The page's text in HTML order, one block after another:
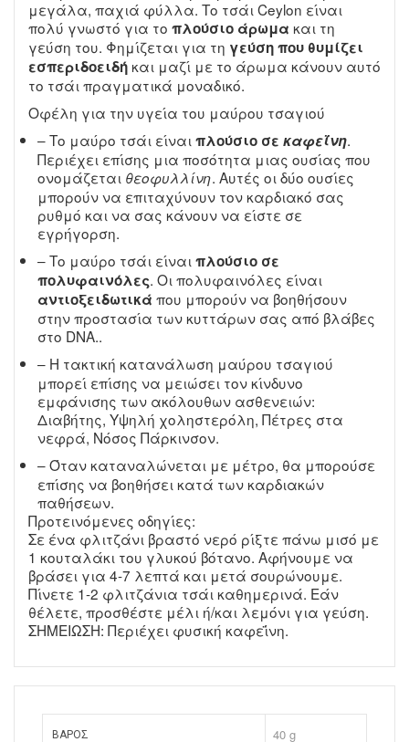
μεγάλα, παχιά φύλλα. Το τσάι Ceylon είναι
πολύ γνωστό για το πλούσιο άρωμα και τη
γεύση του. Φημίζεται για τη γεύση που θυμίζει
εσπεριδοειδή και μαζί με το άρωμα κάνουν αυτό
το τσάι πραγματικά μοναδικό.
Οφέλη για την υγεία του μαύρου τσαγιού
– Το μαύρο τσάι είναι πλούσιο σε καφεΐνη.
Περιέχει επίσης μια ποσότητα μιας ουσίας που
ονομάζεται θεοφυλλίνη. Αυτές οι δύο ουσίες
μπορούν να επιταχύνουν τον καρδιακό σας
ρυθμό και να σας κάνουν να είστε σε
εγρήγορση.
– Το μαύρο τσάι είναι πλούσιο σε
πολυφαινόλες. Οι πολυφαινόλες είναι
αντιοξειδωτικά που μπορούν να βοηθήσουν
στην προστασία των κυττάρων σας από βλάβες
στο DNA..
– Η τακτική κατανάλωση μαύρου τσαγιού
μπορεί επίσης να μειώσει τον κίνδυνο
εμφάνισης των ακόλουθων ασθενειών:
Διαβήτης, Υψηλή χοληστερόλη, Πέτρες στα
νεφρά, Νόσος Πάρκινσον.
– Όταν καταναλώνεται με μέτρο, θα μπορούσε
επίσης να βοηθήσει κατά των καρδιακών
παθήσεων.
Προτεινόμενες οδηγίες:
Σε ένα φλιτζάνι βραστό νερό ρίξτε πάνω μισό με
1 κουταλάκι του γλυκού βότανο. Αφήνουμε να
βράσει για 4-7 λεπτά και μετά σουρώνουμε.
Πίνετε 1-2 φλιτζάνια τσάι καθημερινά. Εάν
θέλετε, προσθέστε μέλι ή/και λεμόνι για γεύση.
ΣΗΜΕΙΩΣΗ: Περιέχει φυσική καφεΐνη.
ΒΆΡΟΣ 40 g